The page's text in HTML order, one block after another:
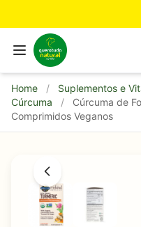
Home / Suplementos e
Cúrcuma
/
Cúrcuma de
Comprimidos Veganos